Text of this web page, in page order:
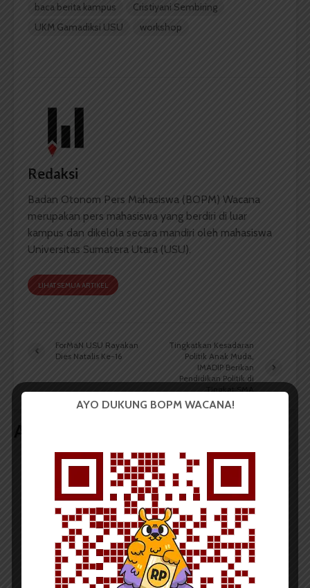
baca berita kampus
Cristiyani Sembiring
UKM Gamadiksi USU
workshop
Redaksi
Badan Otonom Pers Mahasiswa (BOPM) Wacana
merupakan pers mahasiswa yang berdiri di luar
kampus dan dikelola secara mandiri oleh mahasiswa
Universitas Sumatera Utara (USU).
LIHAT SEMUA ARTIKEL
ForMaN USU Rayakan
Dies Natalis Ke-16
Tingkatkan Kesadaran
Politik Anak Muda,
IMADIP Berikan
Pendidikan Politik di
Tingkat SMA
BERITA KAMPUS
Tim Mahasiswa USU Raih Juara I
Vokal Grup Pada PEKSIMIDA 2026
Dark Mode | Moda Gelap
Oleh: Cyntia Lorena Br Tarigan USU, wacana.org –
AYO DUKUNG BOPM WACANA!